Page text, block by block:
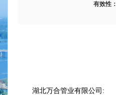
有效性：
湖北万合管业有限公司: